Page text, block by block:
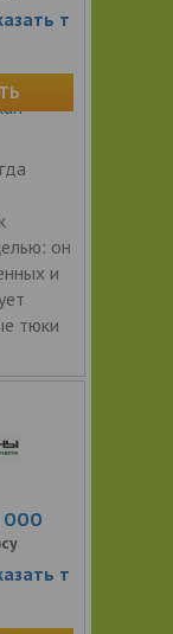
он
и
тюки
т
ООО
т